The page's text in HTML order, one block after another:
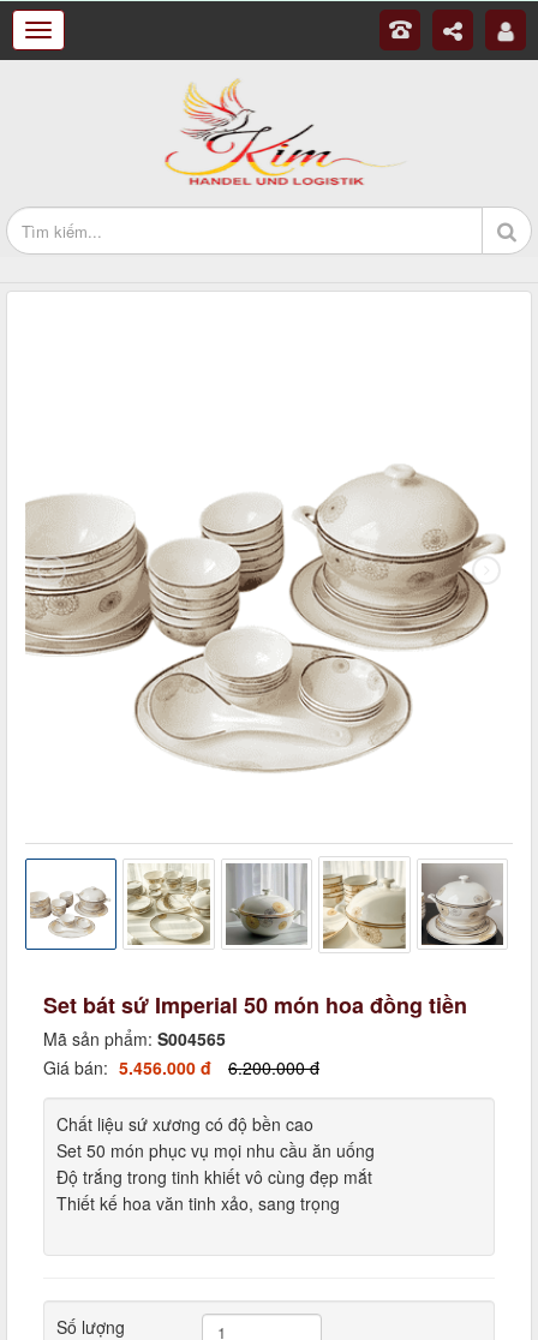
Set bát sứ Imperial 50 món hoa đồng tiền
Mã sản phẩm: S004565
Giá bán: 5.456.000 đ 6.200.000 đ
Chất liệu sứ xương có độ bền cao
Set 50 món phục vụ mọi nhu cầu ăn uống
Độ trắng trong tinh khiết vô cùng đẹp mắt
Thiết kế hoa văn tinh xảo, sang trọng
Số lượng